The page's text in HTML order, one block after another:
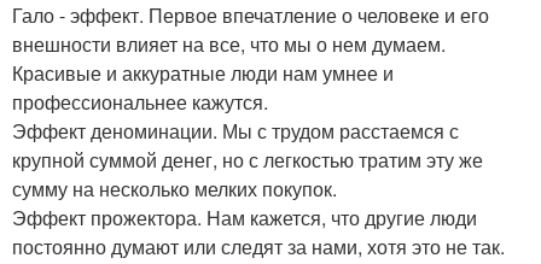
Гало - эффект. Первое впечатление о человеке и его
внешности влияет на все, что мы о нем думаем.
Красивые и аккуратные люди нам умнее и
профессиональнее кажутся.
Эффект деноминации. Мы с трудом расстаемся с
крупной суммой денег, но с легкостью тратим эту же
сумму на несколько мелких покупок.
Эффект прожектора. Нам кажется, что другие люди
постоянно думают или следят за нами, хотя это не так.